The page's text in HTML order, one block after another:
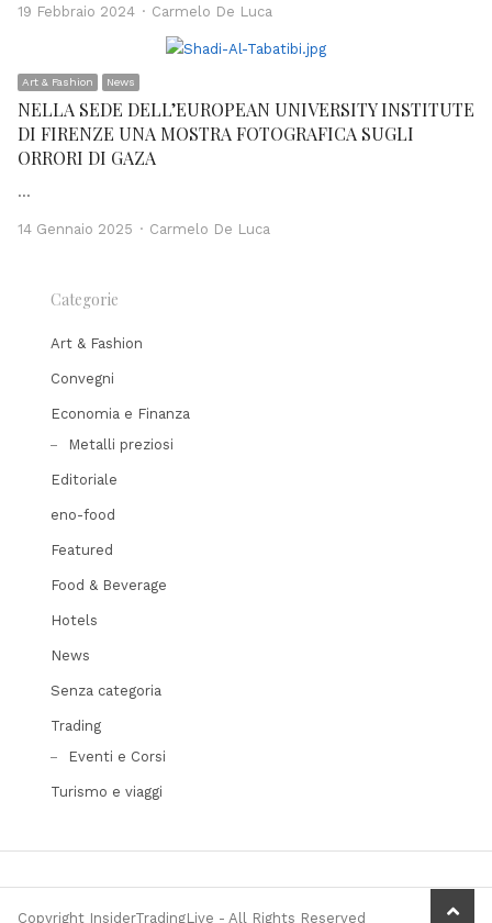
19 Febbraio 2024 Author
Carmelo De Luca
Art & Fashion News
NELLA SEDE DELL’EUROPEAN UNIVERSITY INSTITUTE
DI FIRENZE UNA MOSTRA FOTOGRAFICA SUGLI
ORRORI DI GAZA
…
14 Gennaio 2025 Author
Carmelo De Luca
Categorie
Art & Fashion
Convegni
Economia e Finanza
Metalli preziosi
Editoriale
eno-food
Featured
Food & Beverage
Hotels
News
Senza categoria
Trading
Eventi e Corsi
Turismo e viaggi
Copyright InsiderTradingLive - All Rights Reserved